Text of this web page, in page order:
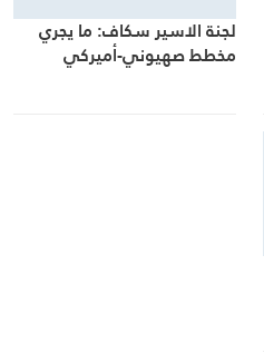
لجنة الاسير سكاف: ما يجري
مخطط صهيوني-أميركي